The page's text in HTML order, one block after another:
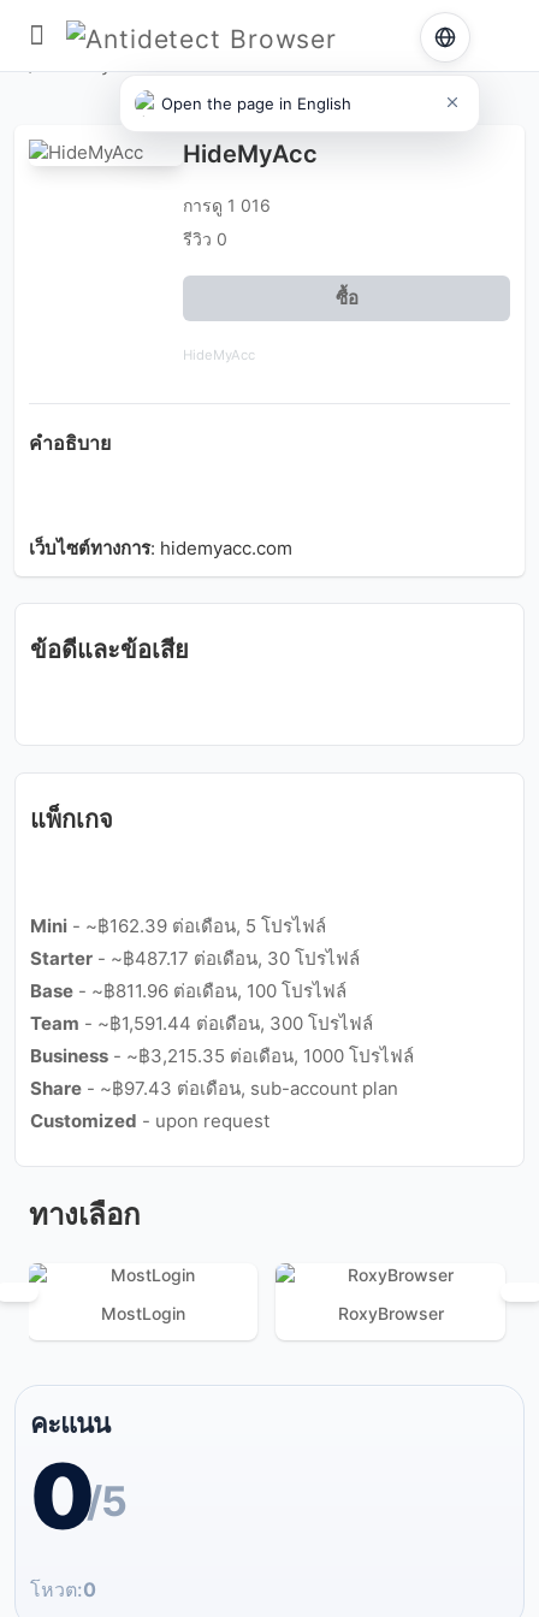
Open the page in English
เบราว์เซอร์แอนตี้ดีเทค/ระบบปฏิบัติการต่างๆ / Windows
HideMyAcc
การดู 1 016
รีวิว 0
ซื้อ
HideMyAcc
คำอธิบาย
เว็บไซต์ทางการ: hidemyacc.com
ข้อดีและข้อเสีย
แพ็กเกจ
Mini - ~฿162.39 ต่อเดือน, 5 โปรไฟล์
Starter - ~฿487.17 ต่อเดือน, 30 โปรไฟล์
Base - ~฿811.96 ต่อเดือน, 100 โปรไฟล์
Team - ~฿1,591.44 ต่อเดือน, 300 โปรไฟล์
Business - ~฿3,215.35 ต่อเดือน, 1000 โปรไฟล์
Share - ~฿97.43 ต่อเดือน, sub-account plan
Customized - upon request
ทางเลือก
MostLogin RoxyBrowser
คะแนน
0/5
โหวต:0